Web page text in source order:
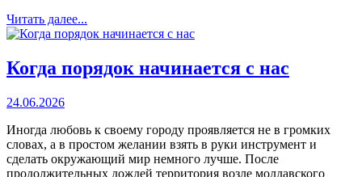
Читать далее...
Когда порядок начинается с нас
24.06.2026
Иногда любовь к своему городу проявляется не в громких
словах, а в простом желании взять в руки инструмент и
сделать окружающий мир немного лучше. После
продолжительных дождей территория возле молдавского